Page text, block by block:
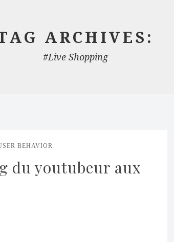
ARCHIVES:
#Live Shopping
BEHAVIOR
du youtubeur aux